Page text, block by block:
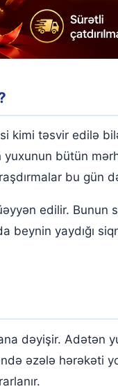
kimi təsvir edilə
bütün
bu gün
edilir. Bunun
beynin yaydığı
dəyişir.
əzələ